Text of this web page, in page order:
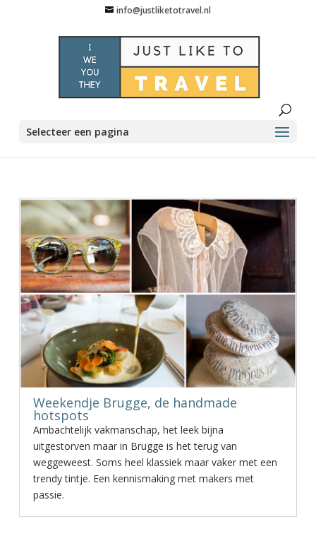
info@justliketotravel.nl
Selecteer een pagina
Weekendje Brugge, de handmade
hotspots
Ambachtelijk vakmanschap, het leek bijna
uitgestorven maar in Brugge is het terug van
weggeweest. Soms heel klassiek maar vaker met een
trendy tintje. Een kennismaking met makers met
passie.